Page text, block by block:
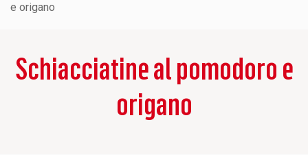
e origano
Schiacciatine al pomodoro e
origano